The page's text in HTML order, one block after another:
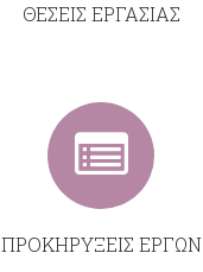
ΘΕΣΕΙΣ ΕΡΓΑΣΙΑΣ
ΠΡΟΚΗΡΥΞΕΙΣ ΕΡΓΩΝ